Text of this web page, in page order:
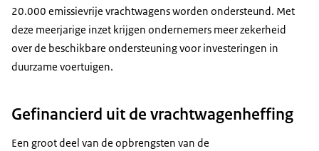
20.000 emissievrije vrachtwagens worden ondersteund. Met
deze meerjarige inzet krijgen ondernemers meer zekerheid
over de beschikbare ondersteuning voor investeringen in
duurzame voertuigen.
Gefinancierd uit de vrachtwagenheffing
Een groot deel van de opbrengsten van de